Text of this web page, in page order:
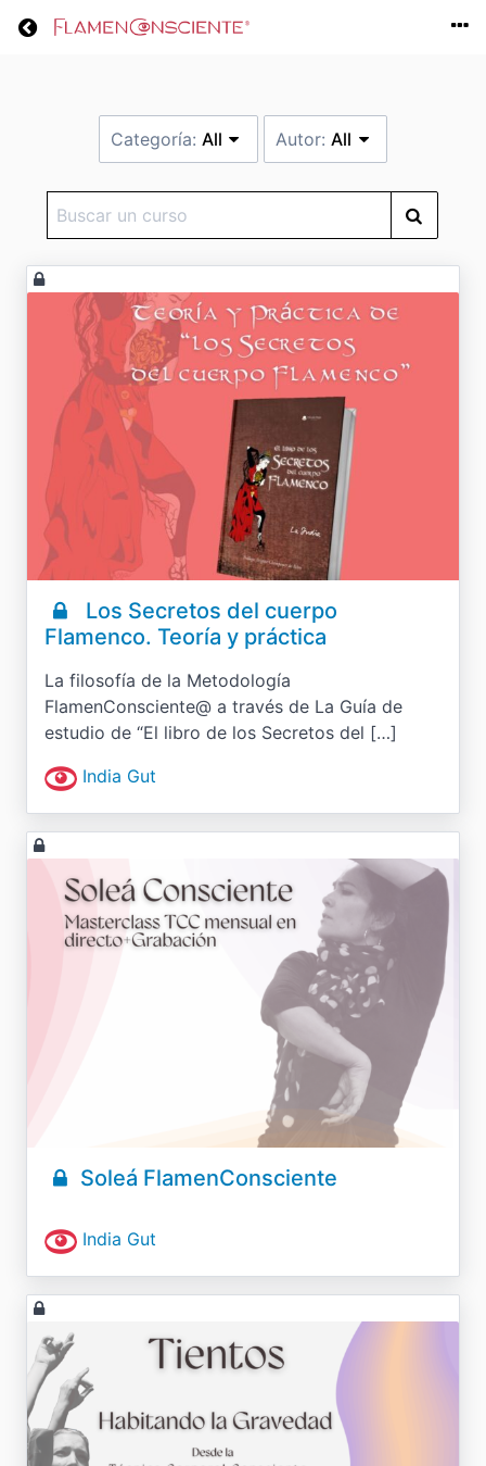
Return home
Categoría: All Autor:All
Buscar
Los Secretos del cuerpo
Flamenco. Teoría y práctica
La filosofía de la Metodología
FlamenConsciente@ a través de La Guía de
estudio de “El libro de los Secretos del […]
India Gut
Soleá FlamenConsciente
India Gut